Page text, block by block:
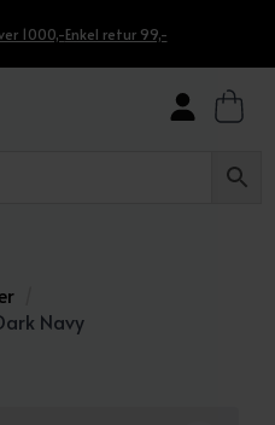
1000,-Enkel retur 99,-
Navy